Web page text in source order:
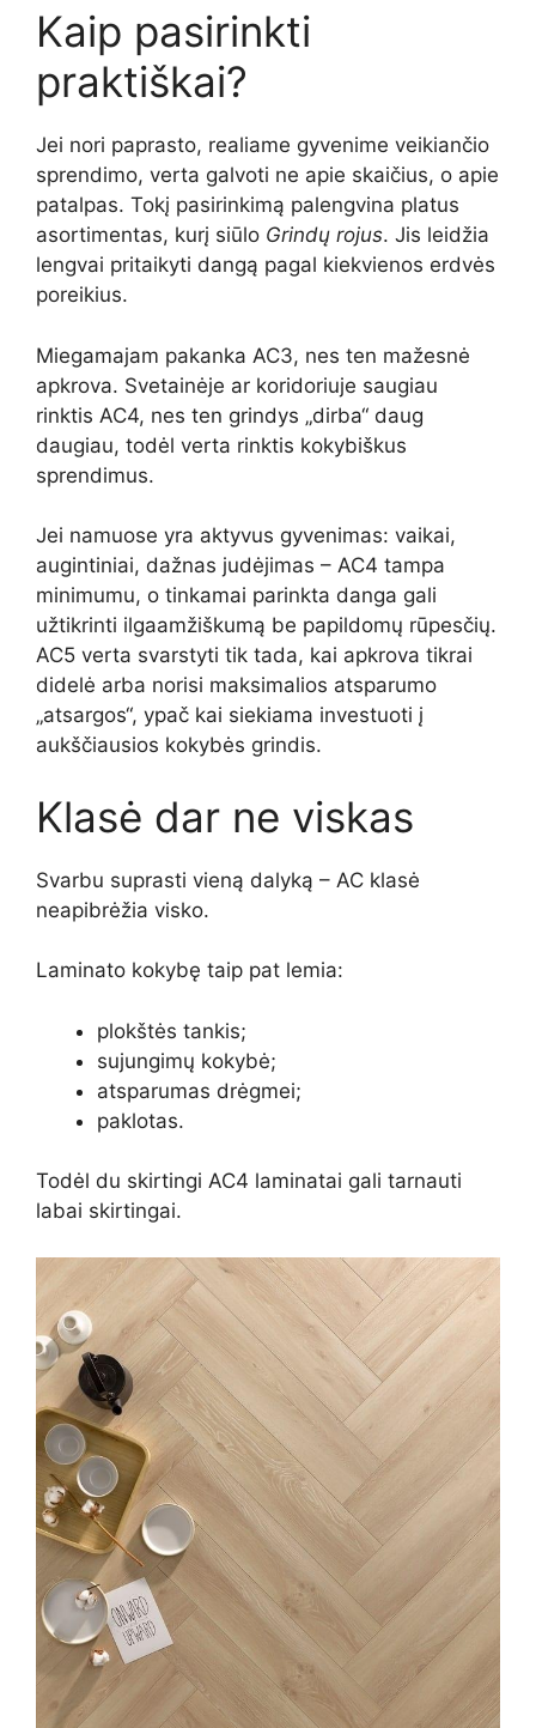
Kaip pasirinkti
praktiškai?
Jei nori paprasto, realiame gyvenime veikiančio
sprendimo, verta galvoti ne apie skaičius, o apie
patalpas. Tokį pasirinkimą palengvina platus
asortimentas, kurį siūlo Grindų rojus. Jis leidžia
lengvai pritaikyti dangą pagal kiekvienos erdvės
poreikius.
Miegamajam pakanka AC3, nes ten mažesnė
apkrova. Svetainėje ar koridoriuje saugiau
rinktis AC4, nes ten grindys „dirba“ daug
daugiau, todėl verta rinktis kokybiškus
sprendimus.
Jei namuose yra aktyvus gyvenimas: vaikai,
augintiniai, dažnas judėjimas – AC4 tampa
minimumu, o tinkamai parinkta danga gali
užtikrinti ilgaamžiškumą be papildomų rūpesčių.
AC5 verta svarstyti tik tada, kai apkrova tikrai
didelė arba norisi maksimalios atsparumo
„atsargos“, ypač kai siekiama investuoti į
aukščiausios kokybės grindis.
Klasė dar ne viskas
Svarbu suprasti vieną dalyką – AC klasė
neapibrėžia visko.
Laminato kokybę taip pat lemia:
plokštės tankis;
sujungimų kokybė;
atsparumas drėgmei;
paklotas.
Todėl du skirtingi AC4 laminatai gali tarnauti
labai skirtingai.